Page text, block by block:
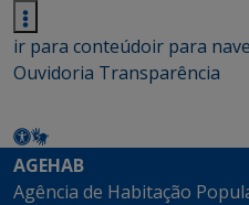
ir para conteúdoir para
Ouvidoria Transparência
AGEHAB
Agência de Habitação